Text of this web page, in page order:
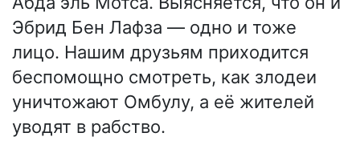
Эбрид Бен Лафза — одно и тоже
лицо. Нашим друзьям приходится
беспомощно смотреть, как злодеи
уничтожают Омбулу, а её жителей
уводят в рабство.